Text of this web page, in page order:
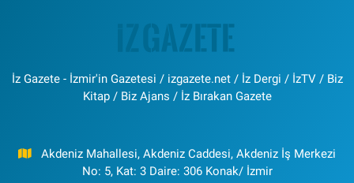
İz Gazete - İzmir'in Gazetesi / izgazete.net / İz Dergi / İzTV / Biz
Kitap / Biz Ajans / İz Bırakan Gazete
Akdeniz Mahallesi, Akdeniz Caddesi, Akdeniz İş Merkezi
No: 5, Kat: 3 Daire: 306 Konak/ İzmir